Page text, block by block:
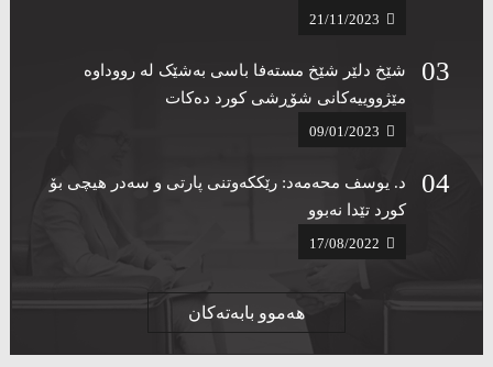
21/11/2023
شێخ دلێر شێخ مستەفا باسی بەشێک لە رووداوە
مێژووییەکانی شۆڕشی کورد دەکات‌
09/01/2023
د. یوسف محەمەد: رێککەوتنی پارتی و سەدر هیچی بۆ
کورد تێدا نەبوو ‌
17/08/2022
هەموو بابەتەکان